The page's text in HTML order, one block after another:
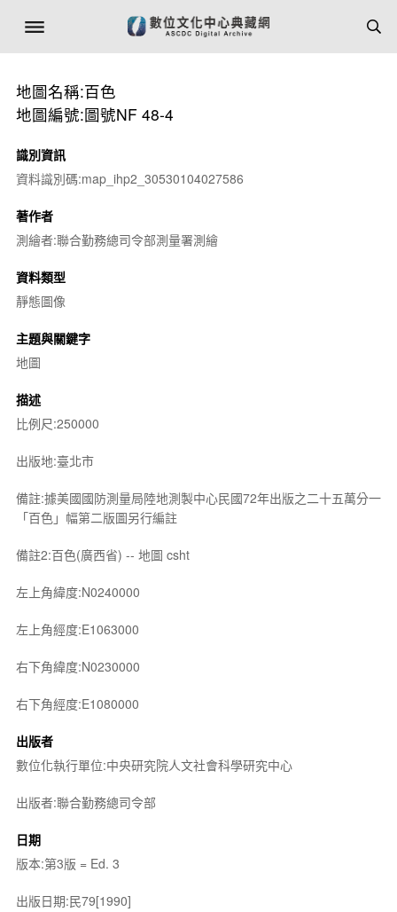
地圖名稱:百色
地圖編號:圖號NF 48-4
識別資訊
資料識別碼:map_ihp2_30530104027586
著作者
測繪者:聯合勤務總司令部測量署測繪
資料類型
靜態圖像
主題與關鍵字
地圖
描述
比例尺:250000
出版地:臺北市
備註:據美國國防測量局陸地測製中心民國72年出版之二十五萬分一
「百色」幅第二版圖另行編註
備註2:百色(廣西省) -- 地圖 csht
左上角緯度:N0240000
左上角經度:E1063000
右下角緯度:N0230000
右下角經度:E1080000
出版者
數位化執行單位:中央研究院人文社會科學研究中心
出版者:聯合勤務總司令部
日期
版本:第3版 = Ed. 3
出版日期:民79[1990]